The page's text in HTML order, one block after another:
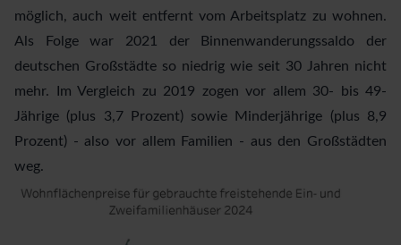
möglich, auch weit entfernt vom Arbeitsplatz zu wohnen.
Als Folge war 2021 der Binnenwanderungssaldo der
deutschen Großstädte so niedrig wie seit 30 Jahren nicht
mehr. Im Vergleich zu 2019 zogen vor allem 30- bis 49-
Jährige (plus 3,7 Prozent) sowie Minderjährige (plus 8,9
Prozent) - also vor allem Familien - aus den Großstädten
weg.